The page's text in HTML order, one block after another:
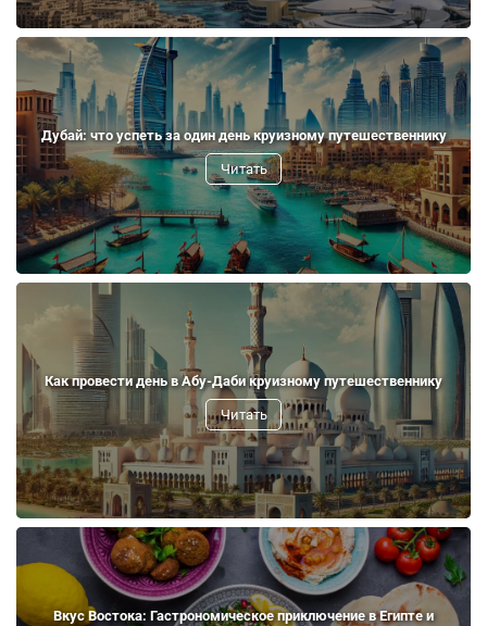
Дубай: что успеть за один день круизному путешественнику
Читать
Как провести день в Абу-Даби круизному путешественнику
Читать
Вкус Востока: Гастрономическое приключение в Египте и